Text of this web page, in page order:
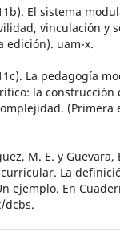
El sistema
vinculación y
edición). uam-x.
La pedagogía
la construcción
(Primera
M. E. y Guevara,
La
ejemplo. En
dcbs.